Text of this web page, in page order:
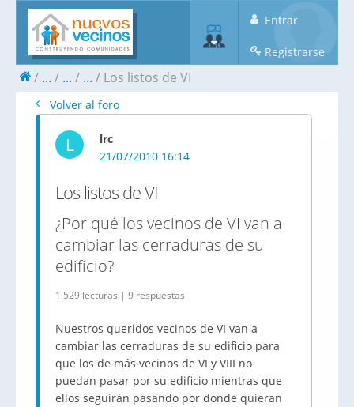
Entrar
Registrarse
... ... ... Los listos de VI
Volver al foro
L
lrc
21/07/2010 16:14
Los listos de VI
¿Por qué los vecinos de VI van a
cambiar las cerraduras de su
edificio?
1.529 lecturas | 9 respuestas
Nuestros queridos vecinos de VI van a
cambiar las cerraduras de su edificio para
que los de más vecinos de VI y VIII no
puedan pasar por su edificio mientras que
ellos seguirán pasando por donde quieran